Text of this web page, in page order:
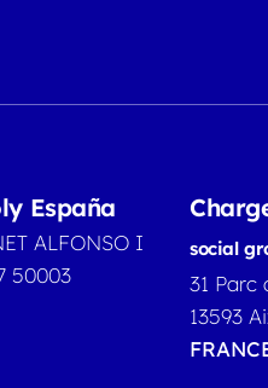
España
ALFONSO I
50003
social
31 Parc
13593